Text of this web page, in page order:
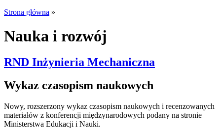
Strona główna »
Nauka i rozwój
RND Inżynieria Mechaniczna
Wykaz czasopism naukowych
Nowy, rozszerzony wykaz czasopism naukowych i recenzowanych
materiałów z konferencji międzynarodowych podany na stronie
Ministerstwa Edukacji i Nauki.